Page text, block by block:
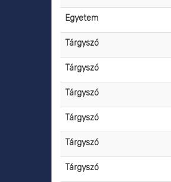
Egyetem
Tárgyszó
Tárgyszó
Tárgyszó
Tárgyszó
Tárgyszó
Tárgyszó